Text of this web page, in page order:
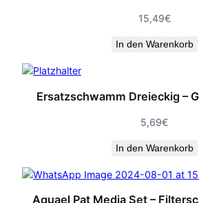
15,49€
In den Warenkorb
Ersatzschwamm Dreieckig –
5,69€
In den Warenkorb
Aquael Pat Media Set –